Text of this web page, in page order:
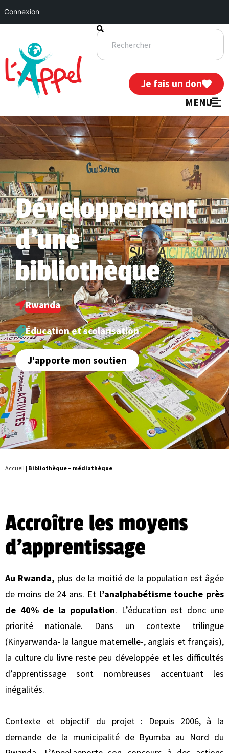
Je fais un don
MENU
Développement
d'une
bibliothèque
Rwanda
Éducation et scolarisation
J'apporte mon soutien
Accueil| Bibliothèque – médiathèque
Accroître les moyens
d'apprentissage
Au Rwanda, plus de la moitié de la population est âgée
de moins de 24 ans. Et l’analphabétisme touche près
de 40% de la population. L’éducation est donc une
priorité nationale. Dans un contexte trilingue
(Kinyarwanda- la langue maternelle-, anglais et français),
la culture du livre reste peu développée et les difficultés
d’apprentissage sont nombreuses accentuant les
inégalités.
Contexte et objectif du projet: Depuis 2006, à la
demande de la municipalité de Byumba au Nord du
Connexion